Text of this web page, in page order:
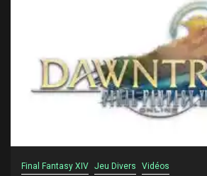
Final Fantasy XIV Jeu Divers Vidéos